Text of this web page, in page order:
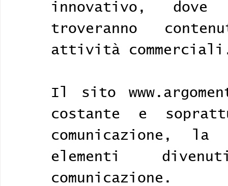
innovativo,
troveranno
attività
Il sito
costante e
comunicazione,
elementi
comunicazione.